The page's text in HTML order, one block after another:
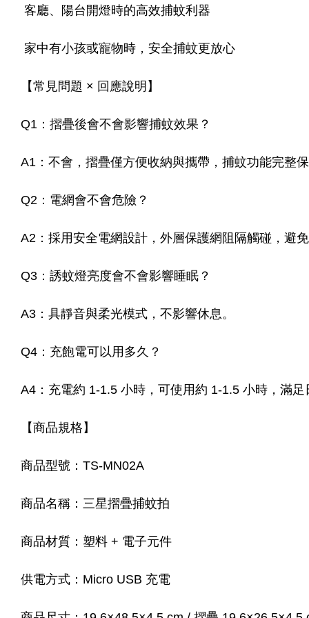
客廳、陽台開燈時的高效捕蚊利器
家中有小孩或寵物時，安全捕蚊更放心
【常見問題 × 回應說明】
Q1：摺疊後會不會影響捕蚊效果？
A1：不會，摺疊僅方便收納與攜帶，捕蚊功能完整保
Q2：電網會不會危險？
A2：採用安全電網設計，外層保護網阻隔觸碰，避免
Q3：誘蚊燈亮度會不會影響睡眠？
A3：具靜音與柔光模式，不影響休息。
Q4：充飽電可以用多久？
A4：充電約 1-1.5 小時，可使用約 1-1.5 小時，滿足
【商品規格】
商品型號：TS-MN02A
商品名稱：三星摺疊捕蚊拍
商品材質：塑料 + 電子元件
供電方式：Micro USB 充電